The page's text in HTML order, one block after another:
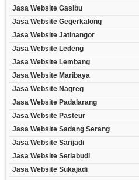
Jasa Website Gasibu
Jasa Website Gegerkalong
Jasa Website Jatinangor
Jasa Website Ledeng
Jasa Website Lembang
Jasa Website Maribaya
Jasa Website Nagreg
Jasa Website Padalarang
Jasa Website Pasteur
Jasa Website Sadang Serang
Jasa Website Sarijadi
Jasa Website Setiabudi
Jasa Website Sukajadi